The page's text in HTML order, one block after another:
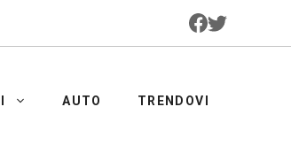
AUTO TRENDOVI